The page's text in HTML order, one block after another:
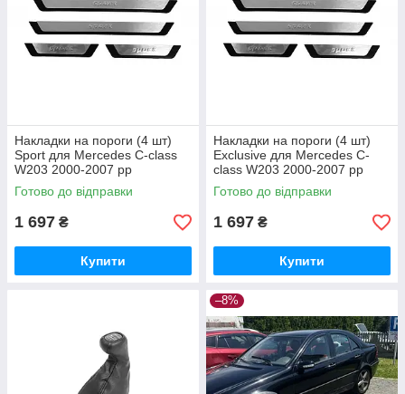
Накладки на пороги (4 шт)
Sport для Mercedes C-class
W203 2000-2007 рр
Готово до відправки
1 697 ₴
Купити
Накладки на пороги (4 шт)
Exclusive для Mercedes C-
class W203 2000-2007 рр
Готово до відправки
1 697 ₴
Купити
–8%